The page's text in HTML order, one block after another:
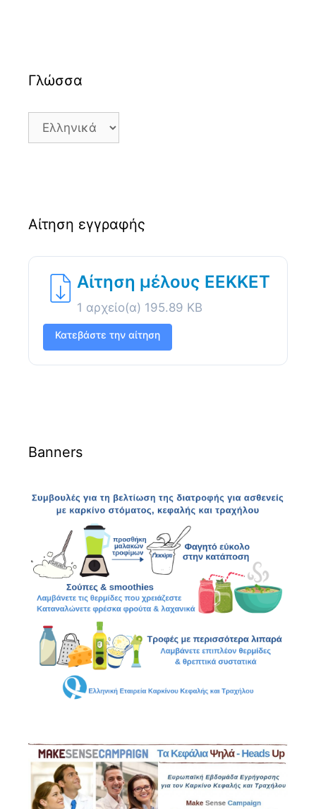
Γλώσσα
Γλώσσα
Αίτηση εγγραφής
Αίτηση μέλους ΕΕΚΚΕΤ
1 αρχείο(α) 195.89 KB
Κατεβάστε την αίτηση
Banners